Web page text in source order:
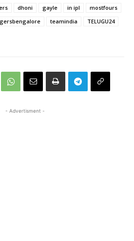
dhoni gayle in ipl
mostfours
teamindia
TELUGU24
- Advertisment -